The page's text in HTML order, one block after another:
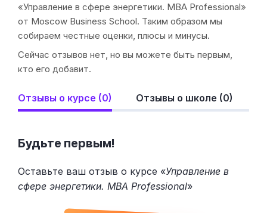
«Управление в сфере энергетики. MBA Professional»
от Moscow Business School. Таким образом мы
собираем честные оценки, плюсы и минусы.
Сейчас отзывов нет, но вы можете быть первым,
кто его добавит.
Отзывы о курсе (0) Отзывы о школе (0)
Будьте первым!
Оставьте ваш отзыв о курсе «Управление в
сфере энергетики. MBA Professional»